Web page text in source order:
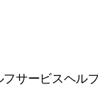
サービスヘル